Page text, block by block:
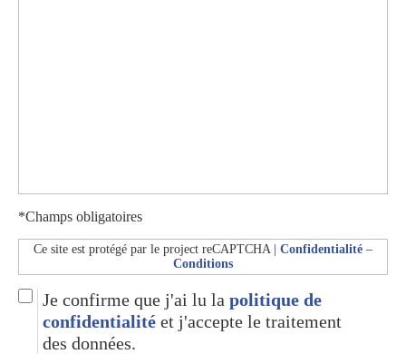
*Champs obligatoires
Ce site est protégé par le project reCAPTCHA | Confidentialité –
Conditions
Je confirme que j'ai lu la politique de
confidentialité et j'accepte le traitement
des données.